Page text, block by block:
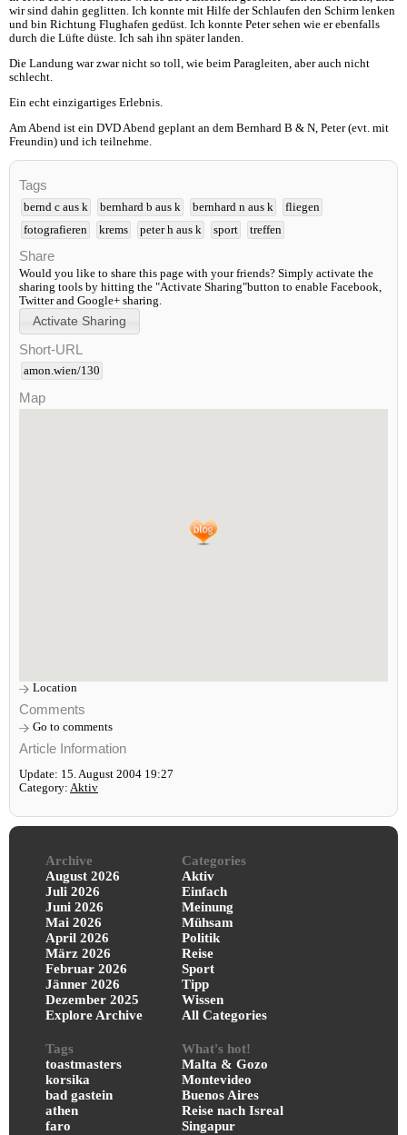
wir sind dahin geglitten. Ich konnte mit Hilfe der Schlaufen den Schirm lenken
und bin Richtung Flughafen gedüst. Ich konnte Peter sehen wie er ebenfalls
durch die Lüfte düste. Ich sah ihn später landen.
Die Landung war zwar nicht so toll, wie beim Paragleiten, aber auch nicht
schlecht.
Ein echt einzigartiges Erlebnis.
Am Abend ist ein DVD Abend geplant an dem Bernhard B & N, Peter (evt. mit
Freundin) und ich teilnehme.
Tags
bernd c aus k bernhard b aus k bernhard n aus k
fliegen
fotografieren
krems peter h aus k sport treffen
Share
Would you like to share this page with your friends? Simply activate the
sharing tools by hitting the "Activate Sharing"button to enable Facebook,
Twitter and Google+ sharing.
Short-URL
amon.wien/130
Map
Location
Comments
Go to comments
Article Information
Update: 15. August 2004 19:27
Category: Aktiv
Archive
August 2026
Juli 2026
Juni 2026
Mai 2026
April 2026
März 2026
Februar 2026
Jänner 2026
Dezember 2025
Explore Archive
Categories
Aktiv
Einfach
Meinung
Mühsam
Politik
Reise
Sport
Tipp
Wissen
All Categories
Tags
toastmasters
korsika
bad gastein
athen
faro
What's hot!
Malta & Gozo
Montevideo
Buenos Aires
Reise nach Isreal
Singapur